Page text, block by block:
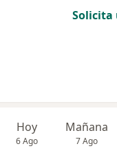
Solicita
Hoy
6 Ago
Mañana
7 Ago